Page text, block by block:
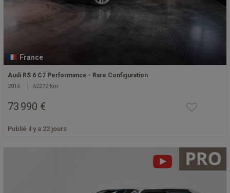
France
Audi RS 6 C7 Performance - Rare Configuration
2016 62272 km
73 990 €
Publié il y a 22 jours